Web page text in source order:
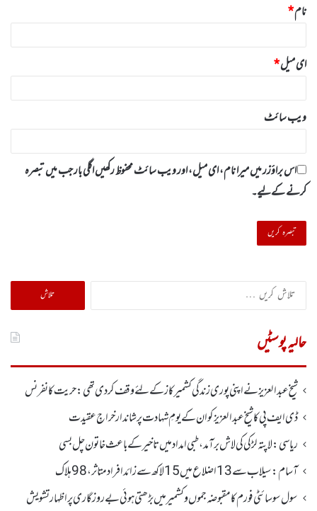
نام*
ای میل*
ویب‌ سائٹ
اس براؤزر میں میرا نام، ای میل، اور ویب سائٹ محفوظ رکھیں اگلی بار جب میں تبصرہ
کرنے کےلیے۔
تلاش
کریں
حالیہ پوسٹیں
شیخ عبدالعزیز نے اپنی پوری زندگی کشمیر کاز کے لئے وقف کردی تھی: حریت کانفرنس
ڈی ایف پی کا شیخ عبدالعزیزکوان کے یومِ شہادت پر شاندار خراجِ عقیدت
ریاسی: لاپتہ لڑکی کی لاش برآمد، طبی امداد میں تاخیرکے باعث خاتون چل بسی
آسام: سیلاب سے 13اضلاع میں 15لاکھ سے زائد افراد متاثر ، 98ہلاک
سول سوسائٹی فورم کا مقبوضہ جموں وکشمیر میں بڑھتی ہوئی بے روزگاری پر اظہارتشویش